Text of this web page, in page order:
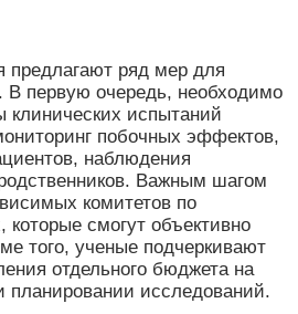
предлагают ряд мер для
первую очередь, необходимо
клинических испытаний
побочных эффектов,
наблюдения
Важным шагом
комитетов по
которые смогут объективно
того, ученые подчеркивают
отдельного бюджета на
планировании исследований.